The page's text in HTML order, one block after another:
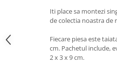
Iti place sa montezi
de colectia noastra de
Fiecare piesa este
cm. Pachetul include,
2 x 3 x 9 cm.